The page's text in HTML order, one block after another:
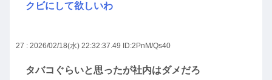
クビにして欲しいわ
27 : 2026/02/18(水) 22:32:37.49 ID:2PnM/Qs40
タバコぐらいと思ったが社内はダメだろ